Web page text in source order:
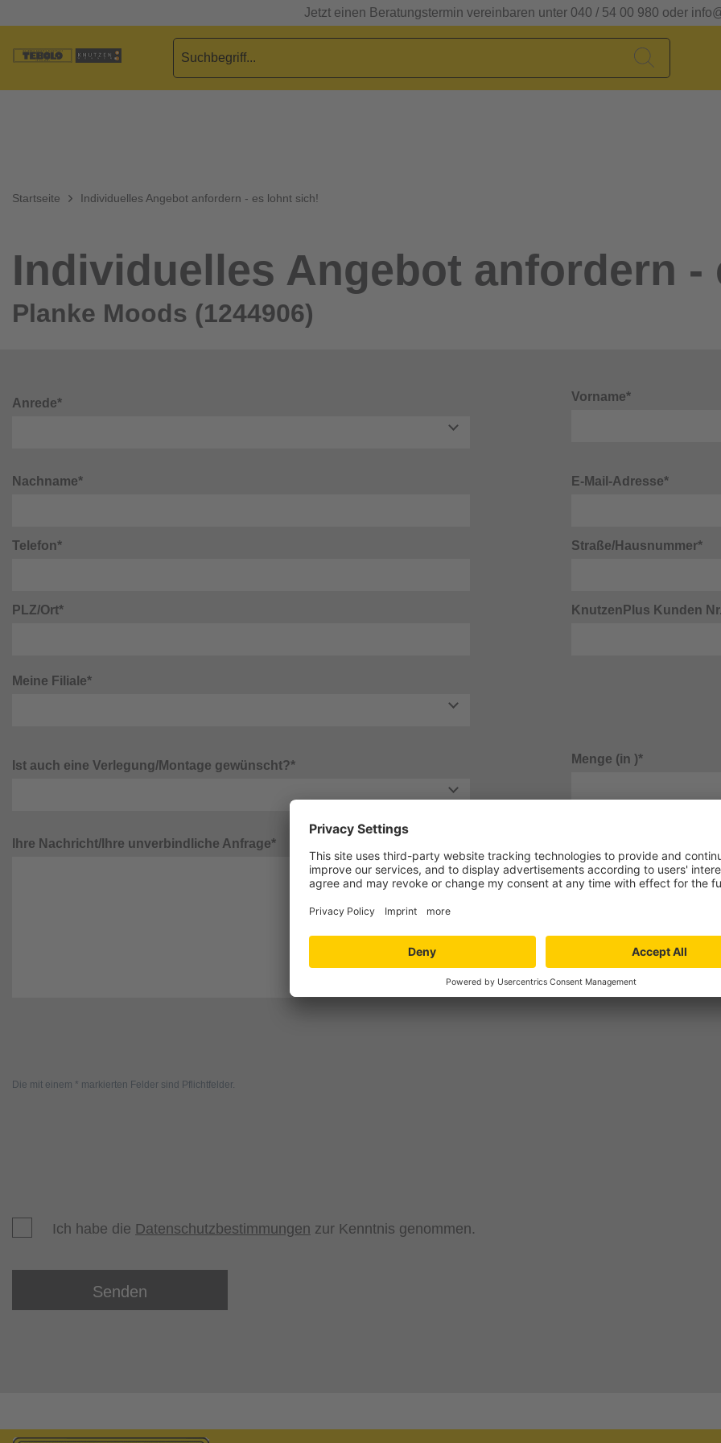
Jetzt einen Beratungstermin vereinbaren unter 040 / 54 00 980 oder
Startseite Individuelles Angebot anfordern - es lohnt sich!
Individuelles Angebot anfordern
Planke Moods (1244906)
Anrede* Vorname*
Nachname* E-Mail-Adresse*
Telefon* Straße/Hausnummer*
PLZ/Ort* KnutzenPlus Kunden
Meine Filiale*
Ist auch eine Verlegung/Montage gewünscht?* Menge (in )*
Ihre Nachricht/Ihre unverbindliche Anfrage*
Die mit einem * markierten Felder sind Pflichtfelder.
Ich habe die Datenschutzbestimmungen zur Kenntnis genommen.
Senden